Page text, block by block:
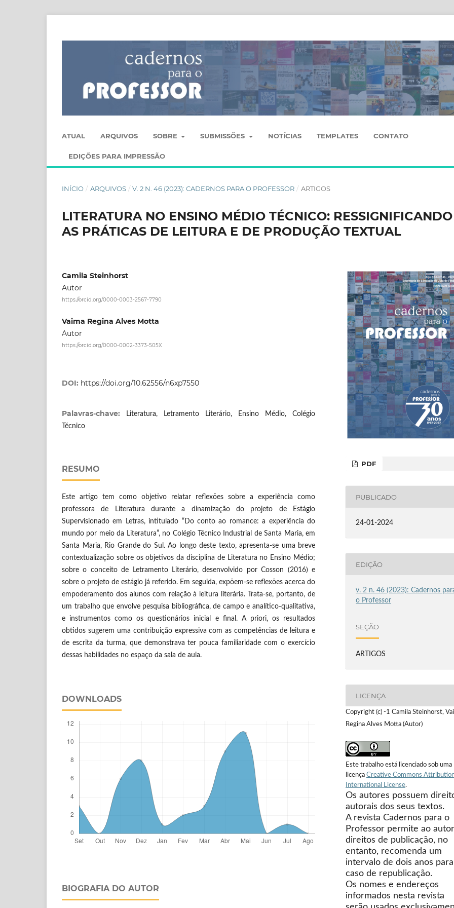
ATUAL ARQUIVOS SOBRE SUBMISSÕES NOTÍCIAS TEMPLATES CONTATO
EDIÇÕES PARA IMPRESSÃO
INÍCIO / ARQUIVOS / V. 2 N. 46 (2023): CADERNOS PARA O PROFESSOR / ARTIGOS
LITERATURA NO ENSINO MÉDIO TÉCNICO: RESSIGNIFICANDO
AS PRÁTICAS DE LEITURA E DE PRODUÇÃO TEXTUAL
Camila Steinhorst
Autor
https://orcid.org/0000-0003-2567-7790
Vaima Regina Alves Motta
Autor
https://orcid.org/0000-0002-3373-505X
DOI: https://doi.org/10.62556/n6xp7550
Palavras-chave:
Literatura, Letramento Literário, Ensino Médio, Colégio
Técnico
RESUMO
Este artigo tem como objetivo relatar reflexões sobre a experiência como
professora de Literatura durante a dinamização do projeto de Estágio
Supervisionado em Letras, intitulado “Do conto ao romance: a experiência do
mundo por meio da Literatura”, no Colégio Técnico Industrial de Santa Maria, em
Santa Maria, Rio Grande do Sul. Ao longo deste texto, apresenta-se uma breve
contextualização sobre os objetivos da disciplina de Literatura no Ensino Médio;
sobre o conceito de Letramento Literário, desenvolvido por Cosson (2016) e
sobre o projeto de estágio já referido. Em seguida, expõem-se reflexões acerca do
empoderamento dos alunos com relação à leitura literária. Trata-se, portanto, de
um trabalho que envolve pesquisa bibliográfica, de campo e analítico-qualitativa,
e instrumentos como os questionários inicial e final. A priori, os resultados
obtidos sugerem uma contribuição expressiva com as competências de leitura e
de escrita da turma, que demonstrava ter pouca familiaridade com o exercício
dessas habilidades no espaço da sala de aula.
DOWNLOADS
BIOGRAFIA DO AUTOR
PDF
PUBLICADO
24-01-2024
EDIÇÃO
v. 2 n. 46 (2023): Cadernos
o Professor
SEÇÃO
ARTIGOS
LICENÇA
Copyright (c) -1 Camila Steinhorst,
Regina Alves Motta (Autor)
Este trabalho está licenciado sob uma
licença Creative Commons
International License.
Os autores possuem
autorais dos seus textos.
A revista Cadernos para o
Professor permite ao
direitos de publicação, no
entanto, recomenda um
intervalo de dois anos
caso de republicação.
Os nomes e endereços
informados nesta revista